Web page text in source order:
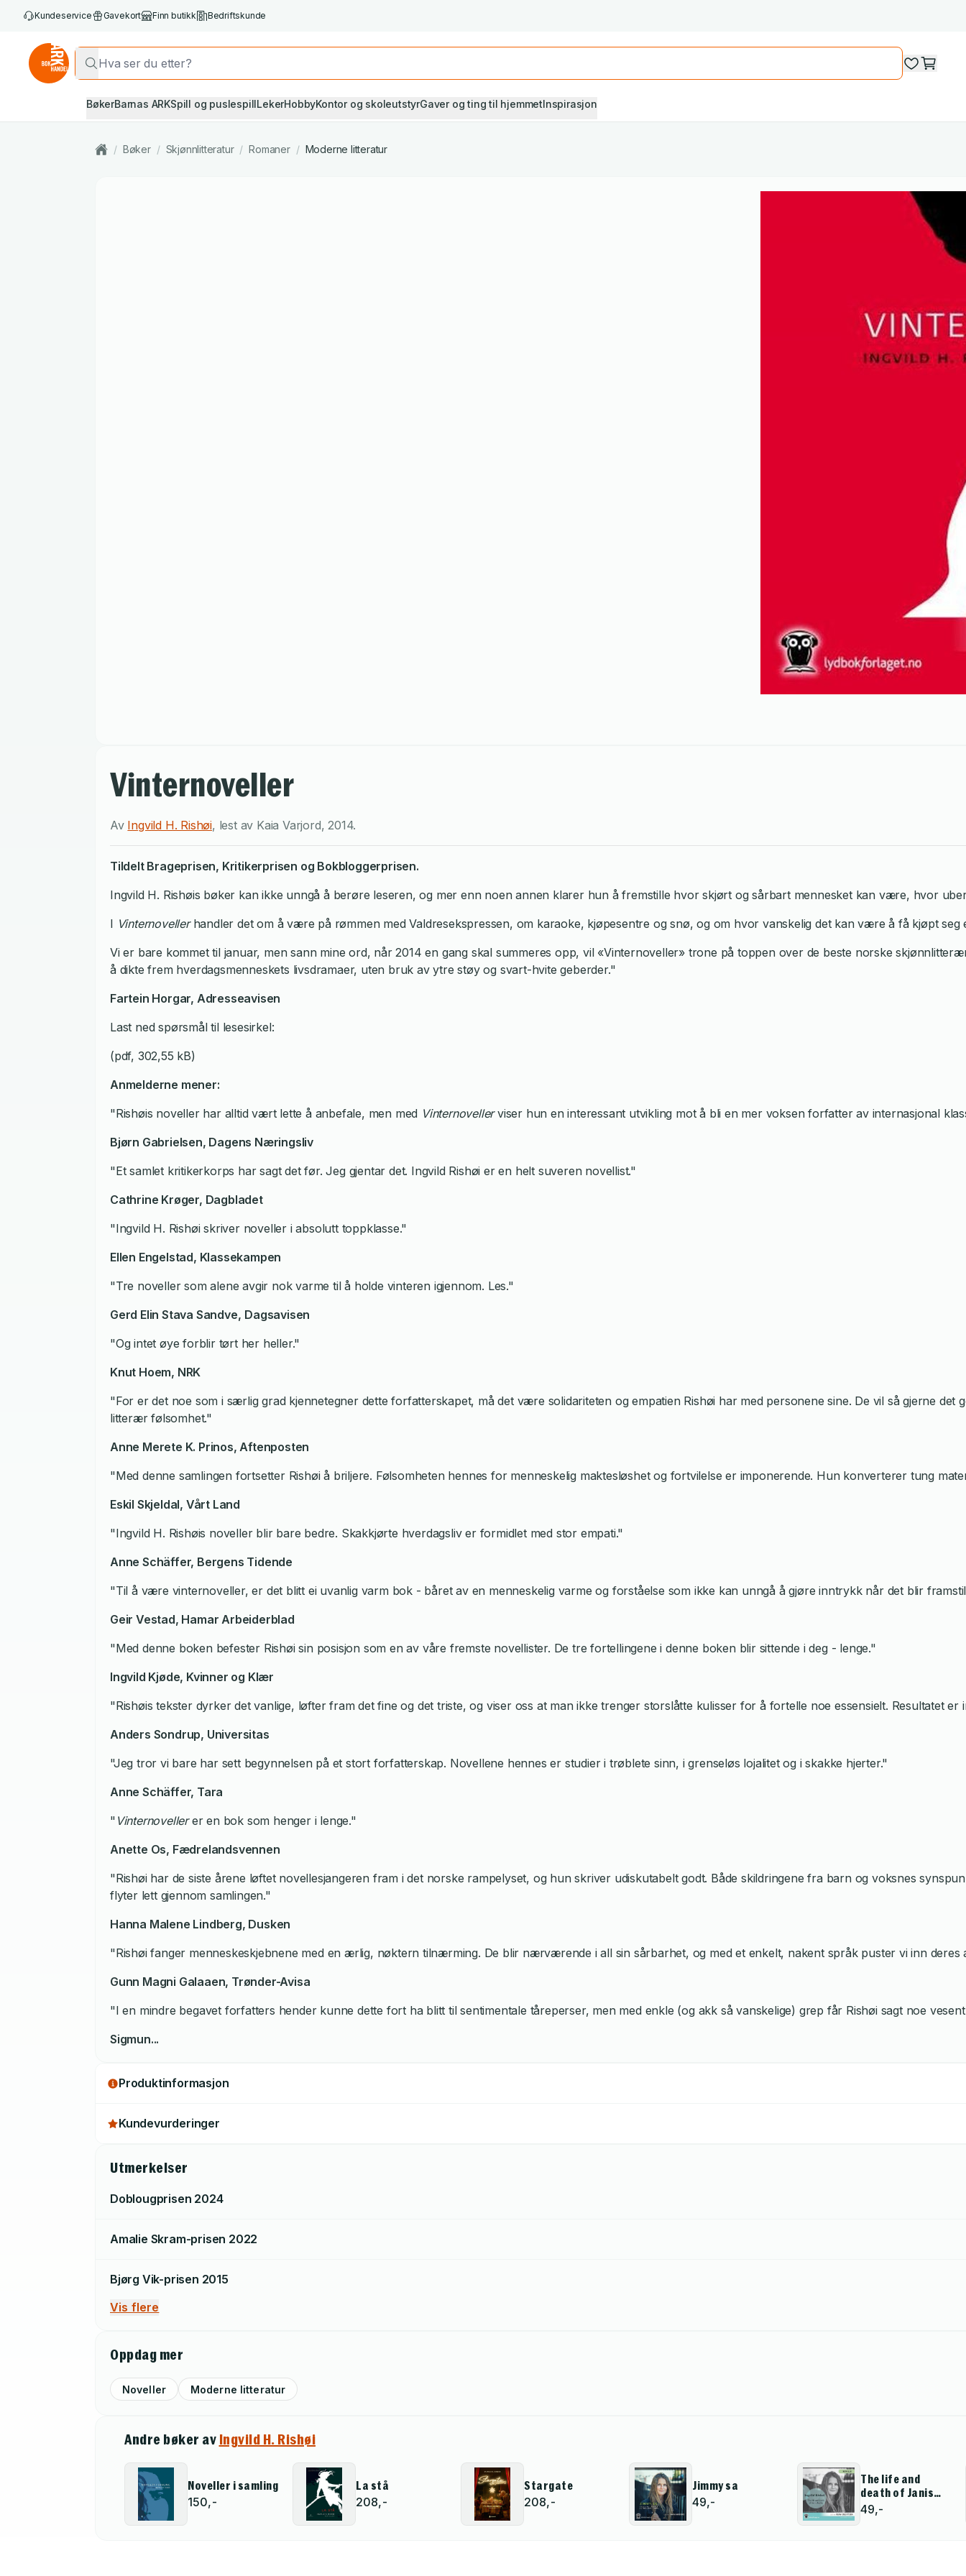
Kundeservice Gavekort Finn butikk Bedriftskunde
BøkerBarnas ARKSpill og puslespillLekerHobbyKontor og skoleutstyrGaver og ting til hjemmetInspirasjon
/ Bøker / Skjønnlitteratur / Romaner / Moderne litteratur
Vinternoveller
Av Ingvild H. Rishøi, lest av Kaia Varjord,2014.
Tildelt Brageprisen, Kritikerprisen og Bokbloggerprisen.
Ingvild H. Rishøis bøker kan ikke unngå å berøre leseren, og mer enn noen annen klarer hun å fremstille hvor skjørt og sårbart mennesket kan være, hvor
I Vinternovellerhandler det om å være på rømmen med Valdresekspressen, om karaoke, kjøpesentre og snø, og om hvor vanskelig det kan være å få kjøpt
Vi er bare kommet til januar, men sann mine ord, når 2014 en gang skal summeres opp, vil «Vinternoveller» trone på toppen over de beste norske
å dikte frem hverdagsmenneskets livsdramaer, uten bruk av ytre støy og svart-hvite geberder."
Fartein Horgar, Adresseavisen
Last ned spørsmål til lesesirkel:
(pdf, 302,55 kB)
Anmelderne mener:
"Rishøis noveller har alltid vært lette å anbefale, men med Vinternovellerviser hun en interessant utvikling mot å bli en mer voksen forfatter av internasjonal
Bjørn Gabrielsen, Dagens Næringsliv
"Et samlet kritikerkorps har sagt det før. Jeg gjentar det. Ingvild Rishøi er en helt suveren novellist."
Cathrine Krøger, Dagbladet
"Ingvild H. Rishøi skriver noveller i absolutt toppklasse."
Ellen Engelstad, Klassekampen
"Tre noveller som alene avgir nok varme til å holde vinteren igjennom. Les."
Gerd Elin Stava Sandve, Dagsavisen
"Og intet øye forblir tørt her heller."
Knut Hoem, NRK
"For er det noe som i særlig grad kjennetegner dette forfatterskapet, må det være solidariteten og empatien Rishøi har med personene sine. De vil så gjerne
litterær følsomhet."
Anne Merete K. Prinos,Aftenposten
"Med denne samlingen fortsetter Rishøi å briljere. Følsomheten hennes for menneskelig maktesløshet og fortvilelse er imponerende. Hun konverterer tung
Eskil Skjeldal, Vårt Land
"Ingvild H. Rishøis noveller blir bare bedre. Skakkjørte hverdagsliv er formidlet med stor empati."
Anne Schäffer, Bergens Tidende
"Til å være vinternoveller, er det blitt ei uvanlig varm bok - båret av en menneskelig varme og forståelse som ikke kan unngå å gjøre inntrykk når det blir
Geir Vestad, Hamar Arbeiderblad
"Med denne boken befester Rishøi sin posisjon som en av våre fremste novellister. De tre fortellingene i denne boken blir sittende i deg - lenge."
Ingvild Kjøde, Kvinner og Klær
"Rishøis tekster dyrker det vanlige, løfter fram det fine og det triste, og viser oss at man ikke trenger storslåtte kulisser for å fortelle noe essensielt. Resultatet
Anders Sondrup, Universitas
"Jeg tror vi bare har sett begynnelsen på et stort forfatterskap. Novellene hennes er studier i trøblete sinn, i grenseløs lojalitet og i skakke hjerter."
Anne Schäffer, Tara
" Vinternovellerer en bok som henger i lenge."
Anette Os, Fædrelandsvennen
"Rishøi har de siste årene løftet novellesjangeren fram i det norske rampelyset, og hun skriver udiskutabelt godt. Både skildringene fra barn og voksnes
flyter lett gjennom samlingen."
Hanna Malene Lindberg, Dusken
"Rishøi fanger menneskeskjebnene med en ærlig, nøktern tilnærming. De blir nærværende i all sin sårbarhet, og med et enkelt, nakent språk puster vi inn deres
Gunn Magni Galaaen, Trønder-Avisa
"I en mindre begavet forfatters hender kunne dette fort ha blitt til sentimentale tåreperser, men med enkle (og akk så vanskelige) grep får Rishøi sagt noe
Sigmun...
Produktinformasjon
Kundevurderinger
Utmerkelser
Doblougprisen 2024
Amalie Skram-prisen 2022
Bjørg Vik-prisen 2015
Vis flere
Oppdag mer
Noveller Moderne litteratur
Andre bøker av Ingvild H. Rishøi
Noveller i samling
150,-
La stå
208,-
Stargate
208,-
Jimmy sa
49,-
The life and
death of Janis
Joplin
49,-